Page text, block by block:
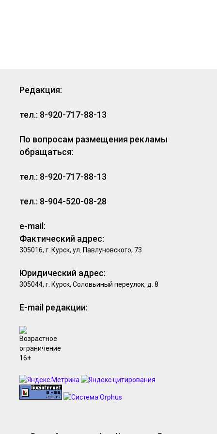
Редакция:
тел.: 8-920-717-88-13
По вопросам размещения рекламы
обращаться:
тел.: 8-920-717-88-13
тел.: 8-904-520-08-28
e-mail:
Фактический адрес:
305016, г. Курск, ул. Павлуновского, 73
Юридический адрес:
305044, г. Курск, Соловьиный переулок, д. 8
E-mail редакции: